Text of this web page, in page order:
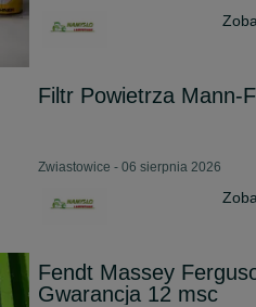
Filtr Powietrza Mann-
Zwiastowice - 06 sierpnia 2026
Fendt Massey
Gwarancja 12 msc